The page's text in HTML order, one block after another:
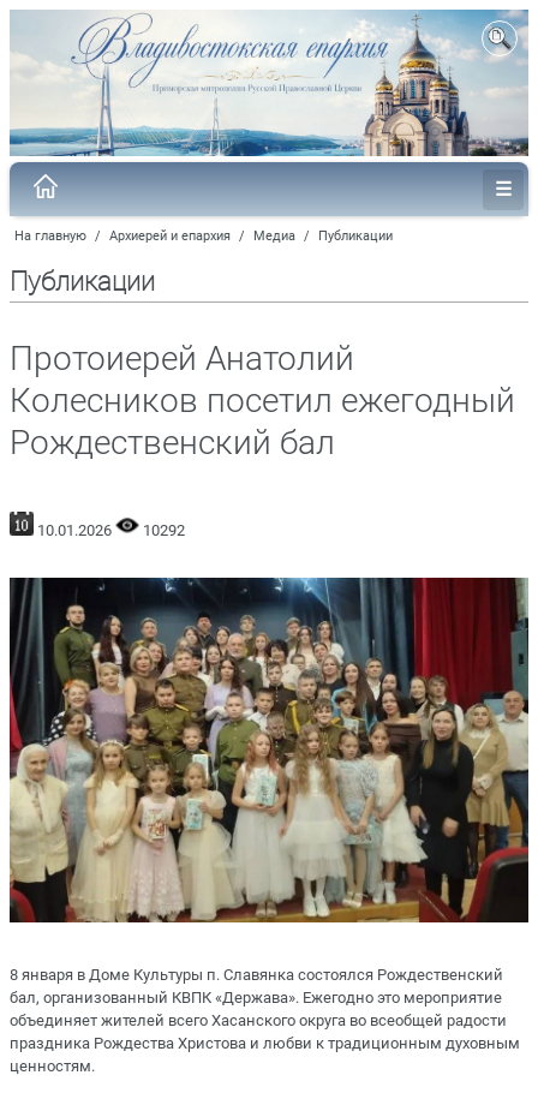
На главную / Архиерей и епархия / Медиа / Публикации
Публикации
Протоиерей Анатолий
Колесников посетил ежегодный
Рождественский бал
10.01.2026 10292
8 января в Доме Культуры п. Славянка состоялся Рождественский
бал, организованный КВПК «Держава». Ежегодно это мероприятие
объединяет жителей всего Хасанского округа во всеобщей радости
праздника Рождества Христова и любви к традиционным духовным
ценностям.